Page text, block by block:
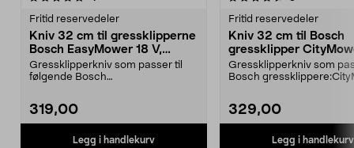
Fritid reservedeler
Kniv 32 cm til gressklipperne
Bosch EasyMower 18 V,
CityMower 18 V, Rotak 32 LI
Gressklipperkniv som passer til
følgende Bosch
319,00
Legg i handlekurv
Fritid reservedeler
Kniv 32 cm til Bosch
gressklipper
Rotak 32 LI
Gressklipperkniv som
Bosch
329,00
Legg i handlekurv